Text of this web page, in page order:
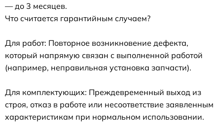
— до 3 месяцев.
Что считается гарантийным случаем?
Для работ: Повторное возникновение дефекта,
который напрямую связан с выполненной работой
(например, неправильная установка запчасти).
Для комплектующих: Преждевременный выход из
строя, отказ в работе или несоответствие заявленным
характеристикам при нормальном использовании.